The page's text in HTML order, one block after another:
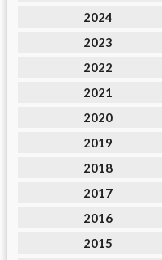
2024
2023
2022
2021
2020
2019
2018
2017
2016
2015